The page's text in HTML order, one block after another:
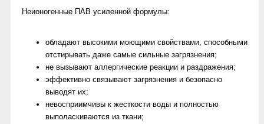
Неионогенные ПАВ усиленной формулы:
обладают высокими моющими свойствами, способными
отстирывать даже самые сильные загрязнения;
не вызывают аллергические реакции и раздражения;
эффективно связывают загрязнения и безопасно
выводят их;
невосприимчивы к жесткости воды и полностью
выполаскиваются из ткани;